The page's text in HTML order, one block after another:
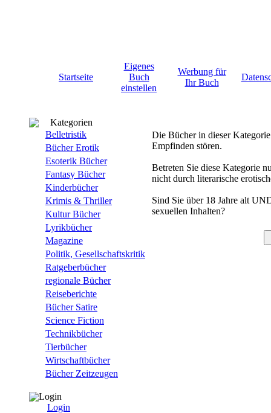
Startseite
Eigenes
Buch
einstellen
Werbung für
Ihr Buch
Kategorien
Belletristik
Bücher Erotik
Esoterik Bücher
Fantasy Bücher
Kinderbücher
Krimis & Thriller
Kultur Bücher
Lyrikbücher
Magazine
Politik, Gesellschaftskritik
Ratgeberbücher
regionale Bücher
Reiseberichte
Bücher Satire
Science Fiction
Technikbücher
Tierbücher
Wirtschaftbücher
Bücher Zeitzeugen
Login
Login
Die Bücher in dieser
Empfinden stören.
Betreten Sie diese Kategorie
nicht durch literarische
Sind Sie über 18 Jahre alt
sexuellen Inhalten?